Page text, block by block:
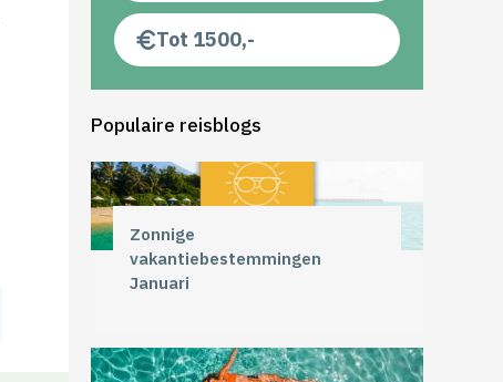
Tot 1500,-
Populaire reisblogs
Zonnige
vakantiebestemmingen
Januari